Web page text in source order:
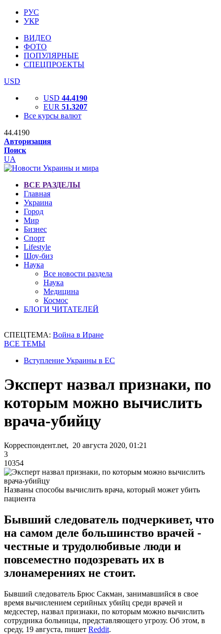
РУС
УКР
ВИДЕО
ФОТО
ПОПУЛЯРНЫЕ
СПЕЦПРОЕКТЫ
USD
USD 44.4190
EUR 51.3207
Все курсы валют
44.4190
Авторизация
Поиск
UA
ВСЕ РАЗДЕЛЫ
Главная
Украина
Город
Мир
Бизнес
Спорт
Lifestyle
Шоу-биз
Наука
Все новости раздела
Наука
Медицина
Космос
БЛОГИ ЧИТАТЕЛЕЙ
СПЕЦТЕМА: Война в Иране
ВСЕ ТЕМЫ
Вступление Украины в ЕС
Эксперт назвал признаки, по
которым можно вычислить
врача-убийцу
Корреспондент.net, 20 августа 2020, 01:21
3
10354
Названы способы вычислить врача, который может убить
пациента
Бывший следователь подчеркивет, что
на самом деле большинство врачей -
честные и трудолюбивые люди и
повсеместно подозревать их в
злонамерениях не стоит.
Бывший следователь Брюс Сакман, занимавшийся в свое
время вычислением серийных убийц среди врачей и
медсестер, назвал признаки, по которым можно вычислить
сотрудника больницы, представляющего угрозу. Об этом, в
среду, 19 августа, пишет Reddit.